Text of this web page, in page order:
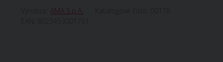
Výrobce:AMA S.p.A.